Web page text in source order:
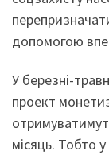
допомогою
У березні-
проект
місяць. Тобто